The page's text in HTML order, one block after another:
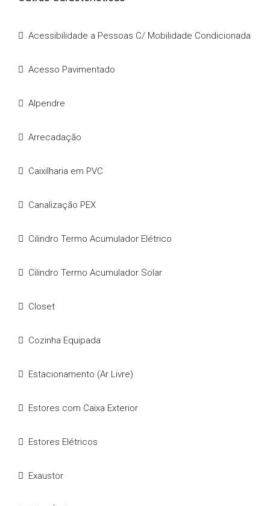
Acessibilidade a Pessoas C/ Mobilidade Condicionada
Acesso Pavimentado
Alpendre
Arrecadação
Caixilharia em PVC
Canalização PEX
Cilindro Termo Acumulador Elétrico
Cilindro Termo Acumulador Solar
Closet
Cozinha Equipada
Estacionamento (Ar Livre)
Estores com Caixa Exterior
Estores Elétricos
Exaustor